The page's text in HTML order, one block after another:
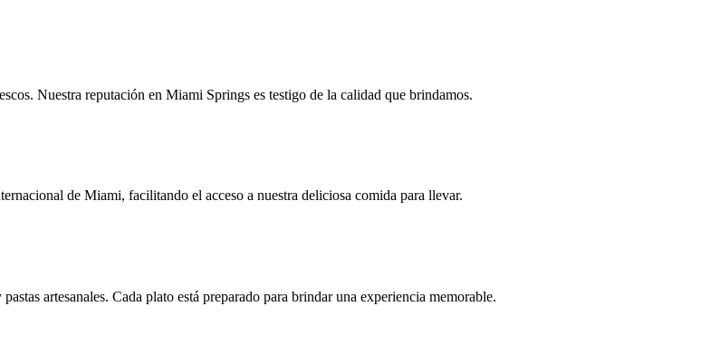
Nuestra reputación en Miami Springs es testigo de la calidad que brindamos.
de Miami, facilitando el acceso a nuestra deliciosa comida para llevar.
artesanales. Cada plato está preparado para brindar una experiencia memorable.